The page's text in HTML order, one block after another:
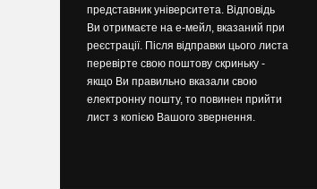
представник університета. Відповідь
Ви отримаєте на е-мейл, вказаний при
реєстрації. Після відправки цього листа
перевірте свою поштову скриньку -
якщо Ви правильно вказали свою
електронну пошту, то повинен прийти
лист з копією Вашого звернення.